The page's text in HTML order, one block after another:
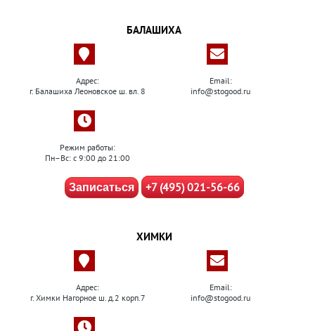
БАЛАШИХА
Адрес:
г. Балашиха Леоновское ш. вл. 8
Email:
info@stogood.ru
Режим работы:
Пн–Вс: с 9:00 до 21:00
Записаться +7 (495) 021-56-66
ХИМКИ
Адрес:
г. Химки Нагорное ш. д.2 корп.7
Email:
info@stogood.ru